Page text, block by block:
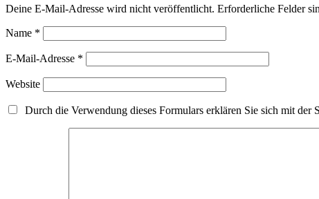
Deine E-Mail-Adresse wird nicht veröffentlicht. Erforderliche Felder
Name *
E-Mail-Adresse *
Website
Durch die Verwendung dieses Formulars erklären Sie sich mit